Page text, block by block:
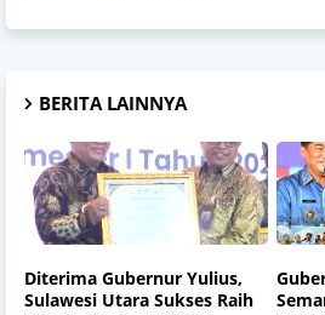
BERITA LAINNYA
Diterima Gubernur Yulius,
Sulawesi Utara Sukses Raih